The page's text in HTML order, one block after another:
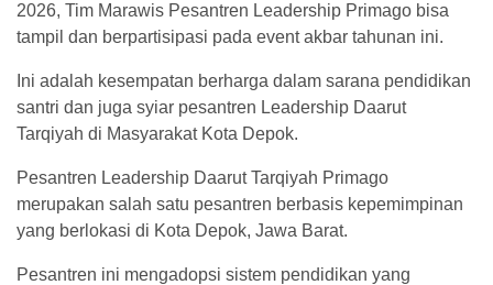
2026, Tim Marawis Pesantren Leadership Primago bisa
tampil dan berpartisipasi pada event akbar tahunan ini.
Ini adalah kesempatan berharga dalam sarana pendidikan
santri dan juga syiar pesantren Leadership Daarut
Tarqiyah di Masyarakat Kota Depok.
Pesantren Leadership Daarut Tarqiyah Primago
merupakan salah satu pesantren berbasis kepemimpinan
yang berlokasi di Kota Depok, Jawa Barat.
Pesantren ini mengadopsi sistem pendidikan yang